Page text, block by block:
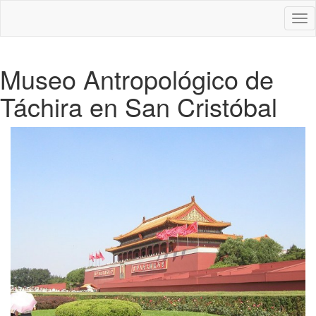
Museo Antropológico de
Táchira en San Cristóbal